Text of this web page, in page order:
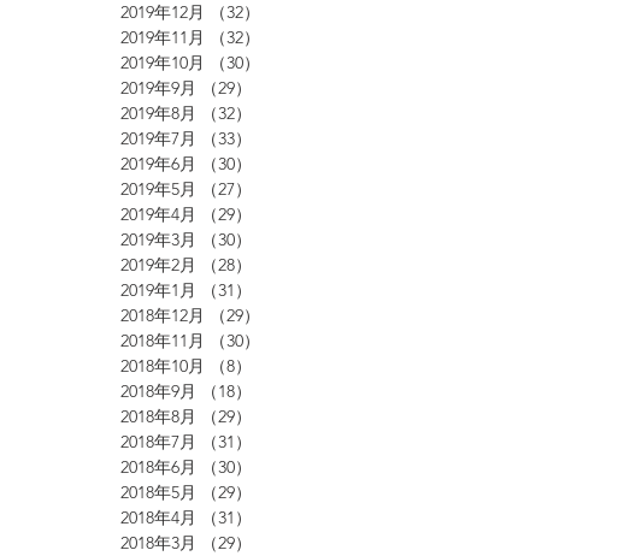
2019年12月
（32）
2019年11月
（32）
2019年10月
（30）
2019年9月
（29）
2019年8月
（32）
2019年7月
（33）
2019年6月
（30）
2019年5月
（27）
2019年4月
（29）
2019年3月
（30）
2019年2月
（28）
2019年1月
（31）
2018年12月
（29）
2018年11月
（30）
2018年10月
（8）
2018年9月
（18）
2018年8月
（29）
2018年7月
（31）
2018年6月
（30）
2018年5月
（29）
2018年4月
（31）
2018年3月
（29）